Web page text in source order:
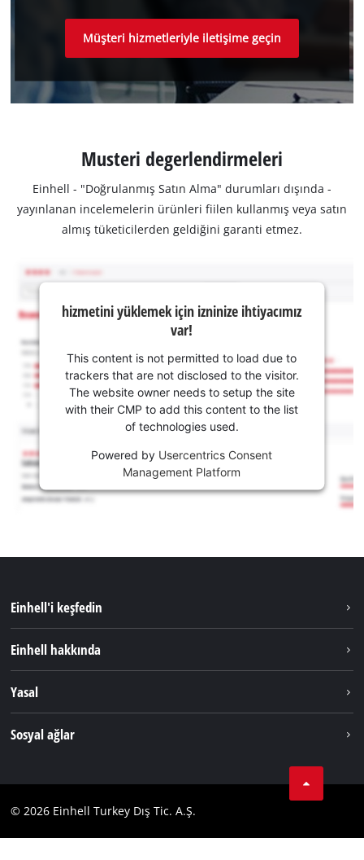
Müşteri hizmetleriyle iletişime geçin
Musteri degerlendirmeleri
Einhell - "Doğrulanmış Satın Alma" durumları dışında -
yayınlanan incelemelerin ürünleri fiilen kullanmış veya satın
almış tüketicilerden geldiğini garanti etmez.
hizmetini yüklemek için izninize ihtiyacımız
var!
This content is not permitted to load due to
trackers that are not disclosed to the visitor.
The website owner needs to setup the site
with their CMP to add this content to the list
of technologies used.
Powered by Usercentrics Consent
Management Platform
Einhell'i keşfedin
Hizmetler
Einhell hakkında
Yasal
Uyumluluk
Sosyal ağlar
YouТube
© 2026 Einhell Turkey Dış Tic. A.Ş.